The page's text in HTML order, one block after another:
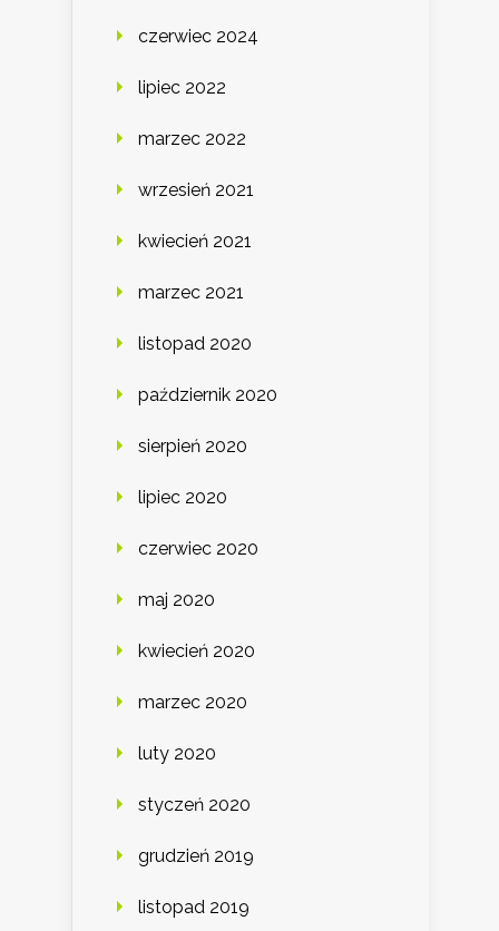
czerwiec 2024
lipiec 2022
marzec 2022
wrzesień 2021
kwiecień 2021
marzec 2021
listopad 2020
październik 2020
sierpień 2020
lipiec 2020
czerwiec 2020
maj 2020
kwiecień 2020
marzec 2020
luty 2020
styczeń 2020
grudzień 2019
listopad 2019